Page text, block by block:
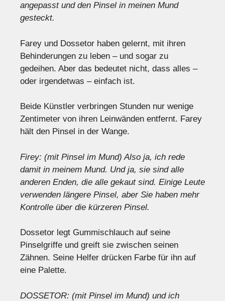
angepasst und den Pinsel in meinen Mund
gesteckt.
Farey und Dossetor haben gelernt, mit ihren
Behinderungen zu leben – und sogar zu
gedeihen. Aber das bedeutet nicht, dass alles –
oder irgendetwas – einfach ist.
Beide Künstler verbringen Stunden nur wenige
Zentimeter von ihren Leinwänden entfernt. Farey
hält den Pinsel in der Wange.
Firey: (mit Pinsel im Mund) Also ja, ich rede
damit in meinem Mund. Und ja, sie sind alle
anderen Enden, die alle gekaut sind. Einige Leute
verwenden längere Pinsel, aber Sie haben mehr
Kontrolle über die kürzeren Pinsel.
Dossetor legt Gummischlauch auf seine
Pinselgriffe und greift sie zwischen seinen
Zähnen. Seine Helfer drücken Farbe für ihn auf
eine Palette.
DOSSETOR: (mit Pinsel im Mund) und ich